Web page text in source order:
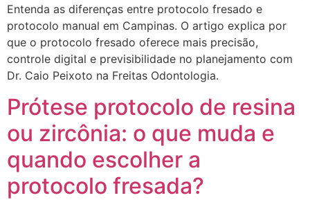
Entenda as diferenças entre protocolo fresado e
protocolo manual em Campinas. O artigo explica por
que o protocolo fresado oferece mais precisão,
controle digital e previsibilidade no planejamento com
Dr. Caio Peixoto na Freitas Odontologia.
Prótese protocolo de resina
ou zircônia: o que muda e
quando escolher a
protocolo fresada?